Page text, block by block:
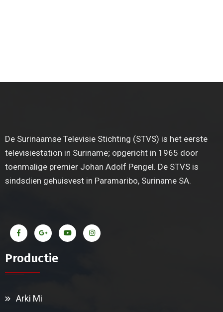
De Surinaamse Televisie Stichting (STVS) is het eerste
televisiestation in Suriname; opgericht in 1965 door
toenmalige premier Johan Adolf Pengel. De STVS is
sindsdien gehuisvest in Paramaribo, Suriname SA.
Productie
Arki Mi